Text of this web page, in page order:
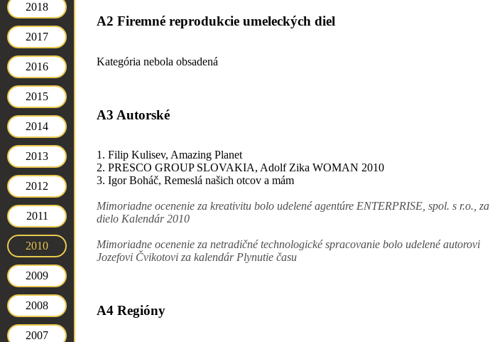
2018
2017
2016
2015
2014
2013
2012
2011
2010
2009
2008
2007
A2 Firemné reprodukcie umeleckých diel
Kategória nebola obsadená
A3 Autorské
1. Filip Kulisev, Amazing Planet
2. PRESCO GROUP SLOVAKIA, Adolf Zika WOMAN 2010
3. Igor Boháč, Remeslá našich otcov a mám
Mimoriadne ocenenie za kreativitu bolo udelené agentúre ENTERPRISE, spol. s r.o., za
dielo Kalendár 2010
Mimoriadne ocenenie za netradičné technologické spracovanie bolo udelené autorovi
Jozefovi Čvikotovi za kalendár Plynutie času
A4 Regióny